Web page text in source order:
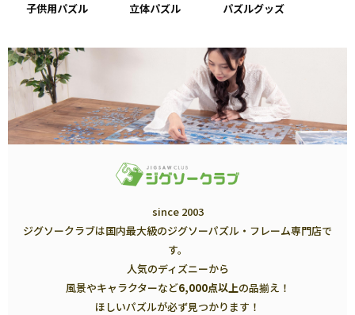
子供用パズル 立体パズル パズルグッズ
since 2003
ジグソークラブは国内最大級のジグソーパズル・フレーム専門店で
す。
人気のディズニーから
風景やキャラクターなど6,000点以上の品揃え！
ほしいパズルが必ず見つかります！